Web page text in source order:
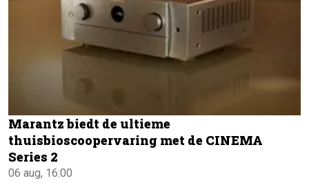
Marantz biedt de ultieme
thuisbioscoopervaring met de CINEMA
Series 2
06 aug, 16:00